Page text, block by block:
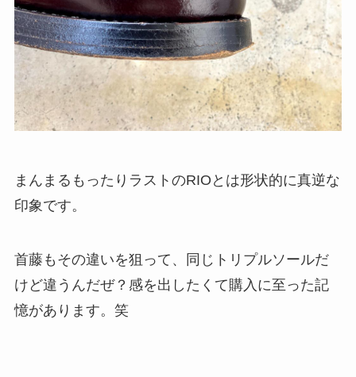
まんまるもったりラストのRIOとは形状的に真逆な
印象です。
首藤もその違いを狙って、同じトリプルソールだ
けど違うんだぜ？感を出したくて購入に至った記
憶があります。笑